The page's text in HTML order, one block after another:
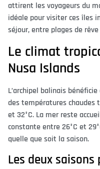
attirent les voyageurs du
idéale pour visiter ces îles
séjour, entre plages de
Le climat
Nusa Islands
L’archipel balinais
des températures chaudes
et 32°C. La mer reste
constante entre 26°C et
quelle que soit la saison.
Les deux